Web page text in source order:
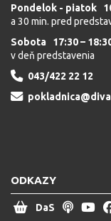
Pondelok - piatok
a 30 min. pred
Sobota 17:30 –
v deň predstavenia
043/422 22 12
ODKAZY
DaS